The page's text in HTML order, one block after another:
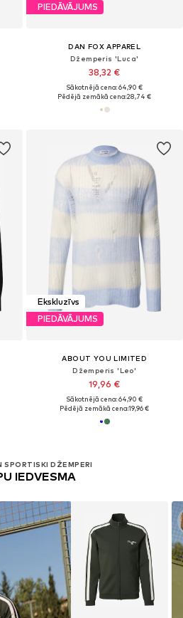
PIEDĀVĀJUMS
DAN FOX APPAREL
Džemperis 'Luca'
38,32 €
Sākotnējā cena: 64,90 €
Pēdējā zemākā cena:28,74 €
Ekskluzīvs
PIEDĀVĀJUMS
ABOUT YOU LIMITED
Džemperis 'Leo'
19,96 €
Sākotnējā cena: 64,90 €
Pēdējā zemākā cena:19,96 €
SPORTISKI DŽEMPERI
IEDVESMA